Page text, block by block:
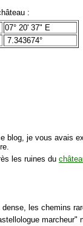
:
07° 20' 37" E
7.343674°
blog, je vous avais
les ruines du
les chemins
marcheur"